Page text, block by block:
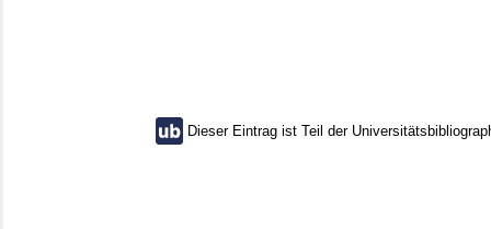
Dieser Eintrag ist Teil der